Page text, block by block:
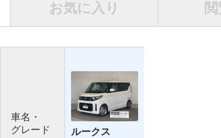
お気に入り
車名・
グレード
ルークス